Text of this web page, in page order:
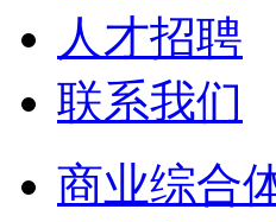
人才招聘
联系我们
商业综合